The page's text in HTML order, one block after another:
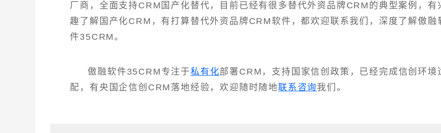
厂商，全面支持CRM国产化替代，目前已经有很多替代外资品牌CRM的典型案例，有
趣了解国产化CRM，有打算替代外资品牌CRM软件，都欢迎联系我们，深度了解傲融
件35CRM。
傲融软件35CRM专注于私有化部署CRM，支持国家信创政策，已经完成信创环境
配，有央国企信创CRM落地经验，欢迎随时随地联系咨询 我们。